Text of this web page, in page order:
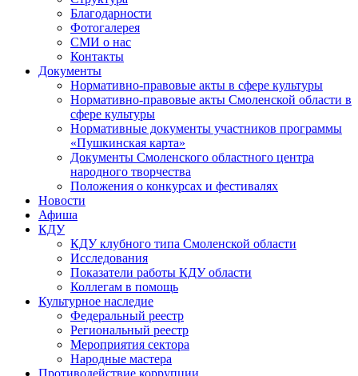
Благодарности
Фотогалерея
СМИ о нас
Контакты
Документы
Нормативно-правовые акты в сфере культуры
Нормативно-правовые акты Смоленской области в
сфере культуры
Нормативные документы участников программы
«Пушкинская карта»
Документы Смоленского областного центра
народного творчества
Положения о конкурсах и фестивалях
Новости
Афиша
КДУ
КДУ клубного типа Смоленской области
Исследования
Показатели работы КДУ области
Коллегам в помощь
Культурное наследие
Федеральный реестр
Региональный реестр
Мероприятия сектора
Народные мастера
Противодействие коррупции